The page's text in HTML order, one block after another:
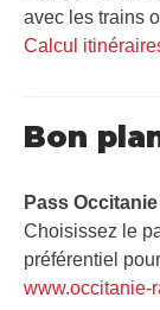
avec les trains
Calcul
Bon
Pass
Choisissez le
préférentiel
www.occitanie-